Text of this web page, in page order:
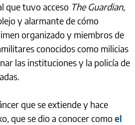
que tuvo acceso The Guardian,
y alarmante de cómo
organizado y miembros de
conocidos como milicias
las instituciones y la policía de
que se extiende y hace
que se dio a conocer comoel